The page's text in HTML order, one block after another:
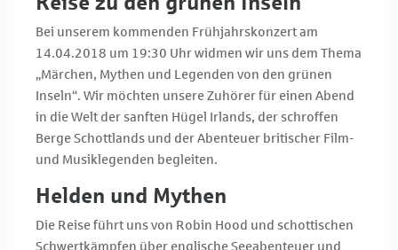
Bei unserem kommenden Frühjahrskonzert am
14.04.2018 um 19:30 Uhr widmen wir uns dem Thema
„Märchen, Mythen und Legenden von den grünen
Inseln“. Wir möchten unsere Zuhörer für einen Abend
in die Welt der sanften Hügel Irlands, der schroffen
Berge Schottlands und der Abenteuer britischer Film-
und Musiklegenden begleiten.
Helden und Mythen
Die Reise führt uns von Robin Hood und schottischen
Schwertkämpfen über englische Seeabenteuer und